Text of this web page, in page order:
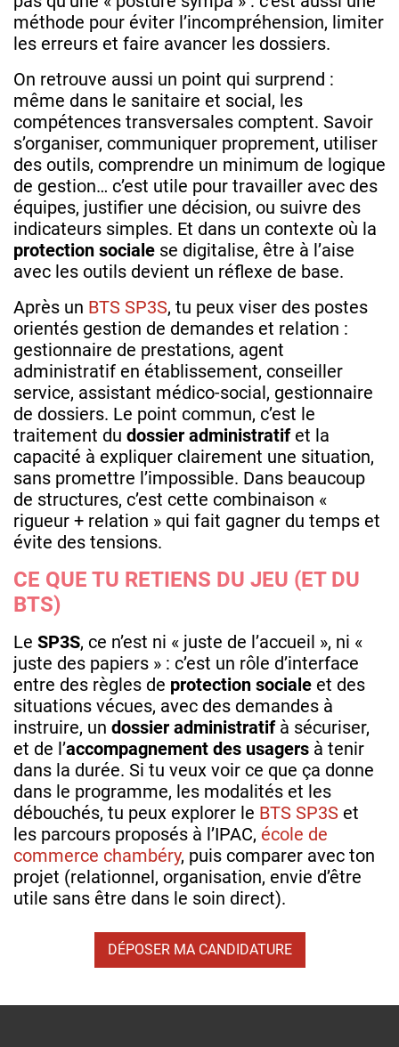
méthode pour éviter l’incompréhension, limiter
les erreurs et faire avancer les dossiers.
On retrouve aussi un point qui surprend :
même dans le sanitaire et social, les
compétences transversales comptent. Savoir
s’organiser, communiquer proprement, utiliser
des outils, comprendre un minimum de logique
de gestion… c’est utile pour travailler avec des
équipes, justifier une décision, ou suivre des
indicateurs simples. Et dans un contexte où la
protection sociale se digitalise, être à l’aise
avec les outils devient un réflexe de base.
Après un BTS SP3S, tu peux viser des postes
orientés gestion de demandes et relation :
gestionnaire de prestations, agent
administratif en établissement, conseiller
service, assistant médico-social, gestionnaire
de dossiers. Le point commun, c’est le
traitement du dossier administratifet la
capacité à expliquer clairement une situation,
sans promettre l’impossible. Dans beaucoup
de structures, c’est cette combinaison «
rigueur + relation » qui fait gagner du temps et
évite des tensions.
CE QUE TU RETIENS DU JEU (ET DU
BTS)
Le SP3S, ce n’est ni « juste de l’accueil », ni «
juste des papiers » : c’est un rôle d’interface
entre des règles de protection sociale et des
situations vécues, avec des demandes à
instruire, un dossier administratifà sécuriser,
et de l’accompagnement des usagers à tenir
dans la durée. Si tu veux voir ce que ça donne
dans le programme, les modalités et les
débouchés, tu peux explorer le BTS SP3S et
les parcours proposés à l’IPAC, école de
commerce chambéry, puis comparer avec ton
projet (relationnel, organisation, envie d’être
utile sans être dans le soin direct).
DÉPOSER MA CANDIDATURE